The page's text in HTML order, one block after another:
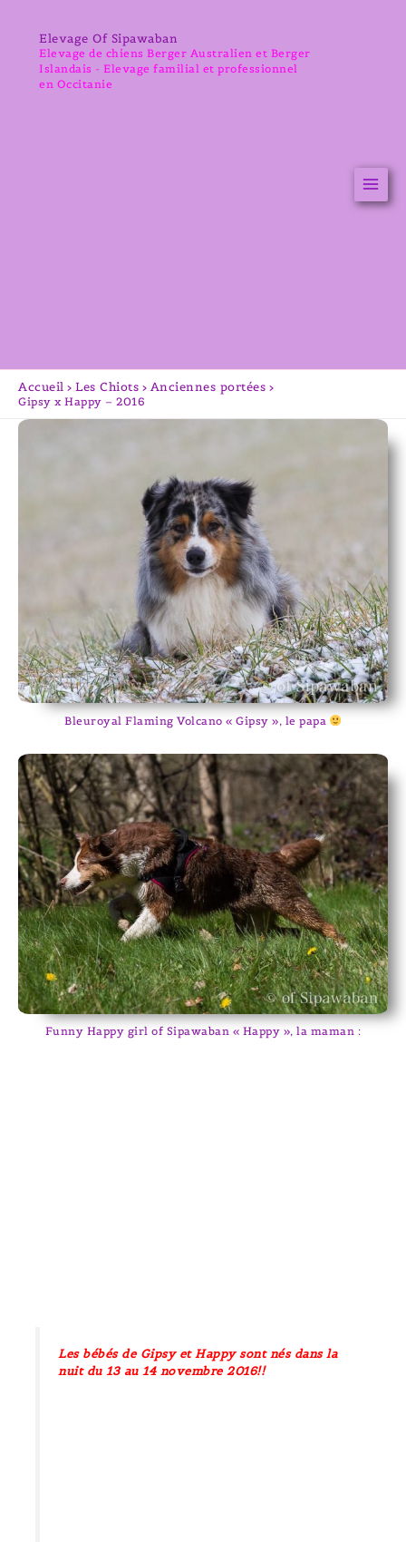
contenuElevage Of Sipawaban
Elevage de chiens Berger Australien et Berger
Islandais - Elevage familial et professionnel
en Occitanie
Accueil Les Chiots Anciennes portées
Gipsy x Happy – 2016
Bleuroyal Flaming Volcano « Gipsy », le papa
Funny Happy girl of Sipawaban « Happy », la maman :
Les bébés de Gipsy et Happy sont nés dans la
nuit du 13 au 14 novembre 2016!!